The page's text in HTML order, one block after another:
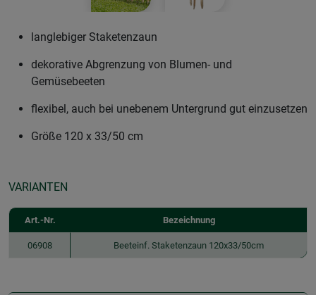
langlebiger Staketenzaun
dekorative Abgrenzung von Blumen- und
Gemüsebeeten
flexibel, auch bei unebenem Untergrund gut einzusetzen
Größe 120 x 33/50 cm
VARIANTEN
Art.-Nr. Bezeichnung
06908 Beeteinf. Staketenzaun 120x33/50cm